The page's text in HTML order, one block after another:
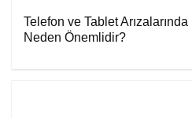
Telefon ve Tablet Arızalarında
Neden Önemlidir?